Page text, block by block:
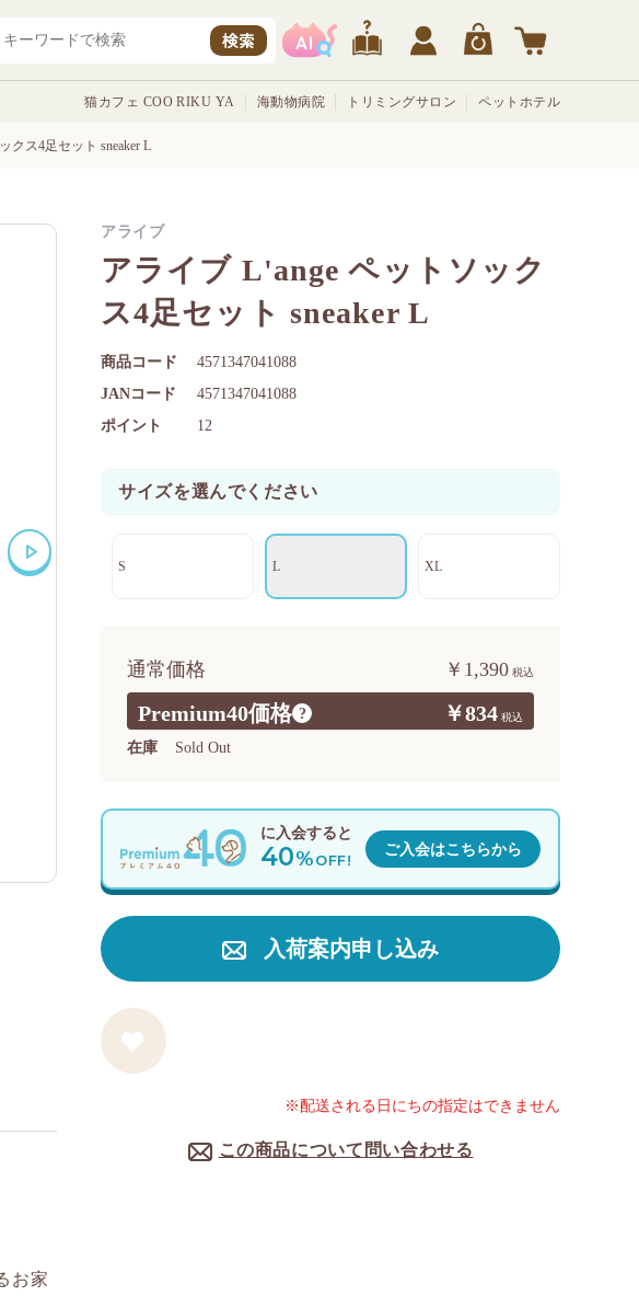
検索
猫カフェ COO RIKU YA 海動物病院 トリミングサロン ペットホテル
クス4足セット sneaker L
お家
アライブ L'ange ペットソック
ス4足セット sneaker L
Premium40価格 ? ￥834
通常価格 ￥1,390
在庫 Sold Out
商品コード 4571347041088
ポイント 12
JANコード 4571347041088
サイズを選んでください
S L XL
入荷案内申し込み
この商品について問い合わせる
アライブ
※配送される日にちの指定はできません
に入会すると
40%OFF!
ご入会はこちらから